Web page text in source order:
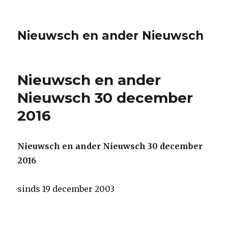
Nieuwsch en ander Nieuwsch
Nieuwsch en ander
Nieuwsch 30 december
2016
Nieuwsch en ander Nieuwsch 30 december
2016
sinds 19 december 2003